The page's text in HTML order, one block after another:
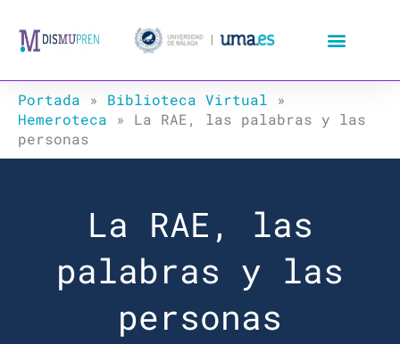
Portada » Biblioteca Virtual »
Hemeroteca » La RAE, las palabras y las
personas
La RAE, las
palabras y las
personas